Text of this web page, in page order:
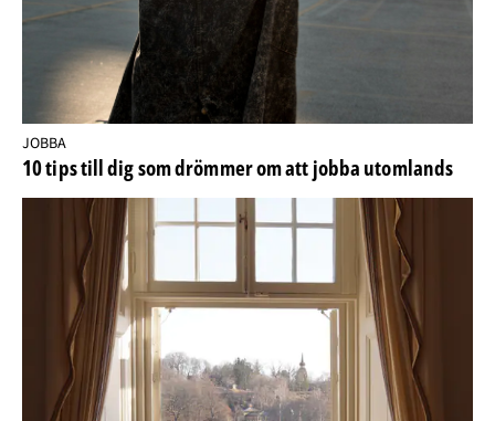
JOBBA
10 tips till dig som drömmer om att jobba utomlands